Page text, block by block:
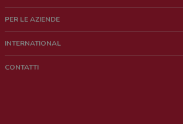
Chi siamo
Lavora con noi
PER LE AZIENDE
Richieste commerciali e marketing
INTERNATIONAL
CONTATTI